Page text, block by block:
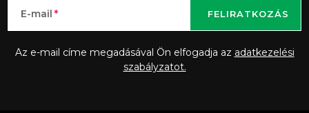
E-mail
Az e-mail címe megadásával Ön elfogadja az adatkezelési
szabályzatot.
FELIRATKOZÁS